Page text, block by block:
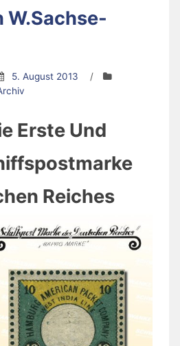
W.Sachse-
5. August 2013
/
Erste Und
Reiches